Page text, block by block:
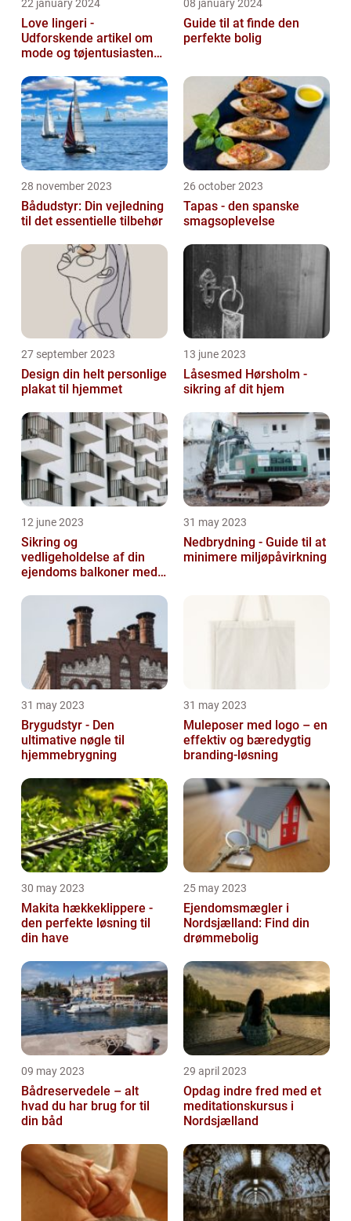
22 january 2024
Love lingeri -
Udforskende artikel om
mode og tøjentusiastens
08 january 2024
Guide til at finde den
perfekte bolig
28 november 2023
Bådudstyr: Din vejledning
til det essentielle tilbehør
26 october 2023
Tapas - den spanske
smagsoplevelse
27 september 2023
Design din helt personlige
plakat til hjemmet
13 june 2023
Låsesmed Hørsholm -
sikring af dit hjem
12 june 2023
Sikring og
vedligeholdelse af din
ejendoms balkoner med
31 may 2023
Nedbrydning - Guide til at
minimere miljøpåvirkning
31 may 2023
Brygudstyr - Den
ultimative nøgle til
hjemmebrygning
31 may 2023
Muleposer med logo – en
effektiv og bæredygtig
branding-løsning
30 may 2023
Makita hækkeklippere -
den perfekte løsning til
din have
25 may 2023
Ejendomsmægler i
Nordsjælland: Find din
drømmebolig
09 may 2023
Bådreservedele – alt
hvad du har brug for til
din båd
29 april 2023
Opdag indre fred med et
meditationskursus i
Nordsjælland